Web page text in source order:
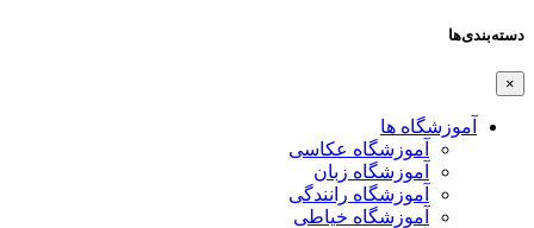
دسته‌بندی‌ها
×
آموزشگاه ها
آموزشگاه عکاسی
آموزشگاه زبان
آموزشگاه رانندگی
آموزشگاه خیاطی